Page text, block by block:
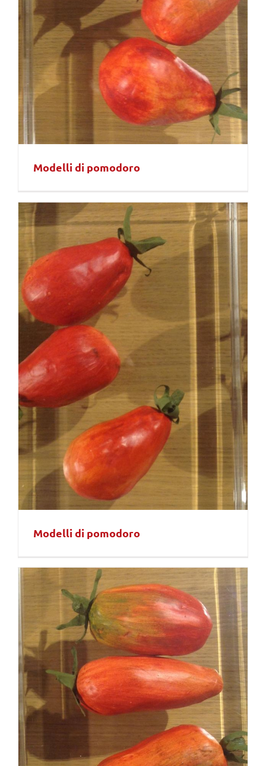
Modelli di pomodoro
Modelli di pomodoro